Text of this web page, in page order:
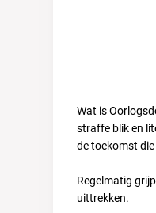
Wat is
straffe blik en
de toekomst
Regelmatig
uittrekken.